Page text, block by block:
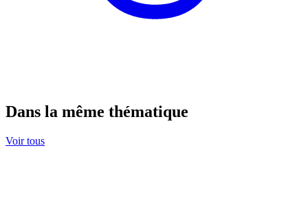
Dans la même thématique
Voir tous